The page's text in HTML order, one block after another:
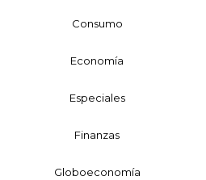
Consumo
Economía
Especiales
Finanzas
Globoeconomía